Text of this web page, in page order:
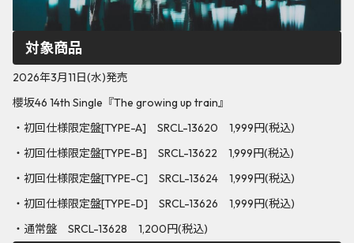
対象商品
2026年3月11日(水)発売
櫻坂46 14th Single『The growing up train』
・初回仕様限定盤[TYPE-A] SRCL-13620 1,999円(税込)
・初回仕様限定盤[TYPE-B] SRCL-13622 1,999円(税込)
・初回仕様限定盤[TYPE-C] SRCL-13624 1,999円(税込)
・初回仕様限定盤[TYPE-D] SRCL-13626 1,999円(税込)
・通常盤 SRCL-13628 1,200円(税込)